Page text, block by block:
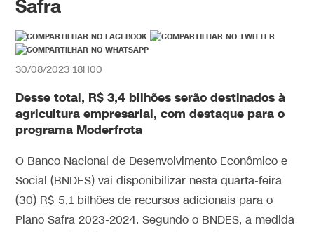
Safra
30/08/2023 18H00
Desse total, R$ 3,4 bilhões serão destinados à
agricultura empresarial, com destaque para o
programa Moderfrota
O Banco Nacional de Desenvolvimento Econômico e
Social (BNDES) vai disponibilizar nesta quarta-feira
(30) R$ 5,1 bilhões de recursos adicionais para o
Plano Safra 2023-2024. Segundo o BNDES, a medida